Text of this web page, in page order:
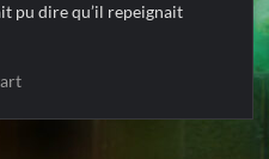
pu dire qu’il repeignait